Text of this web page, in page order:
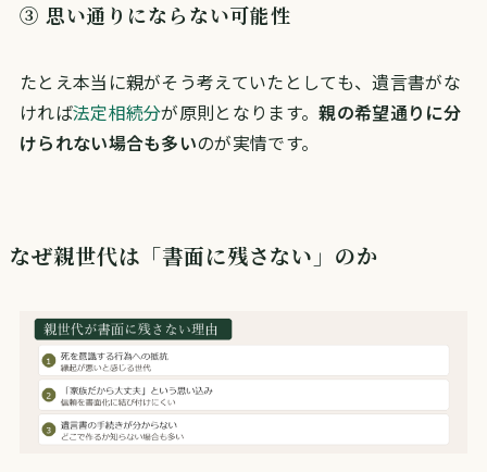
③ 思い通りにならない可能性
たとえ本当に親がそう考えていたとしても、遺言書がな
ければ法定相続分が原則となります。親の希望通りに分
けられない場合も多いのが実情です。
なぜ親世代は「書面に残さない」のか